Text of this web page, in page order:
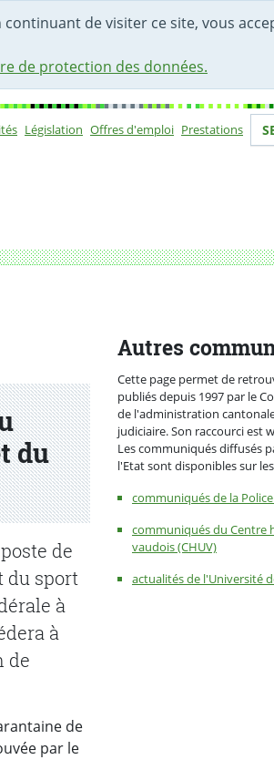
de visiter ce site, vous
de protection des données.
Législation Offres d'emploi Prestations
et du sport
du
de
du sport
à
à
de
de
par le
Autres
Cette page permet de
publiés depuis 1997 par le
de l'administration
judiciaire. Son raccourci est
Les communiqués diffusés
l'Etat sont disponibles sur
communiqués de la
communiqués du Centre
vaudois (CHUV)
actualités de l'Université